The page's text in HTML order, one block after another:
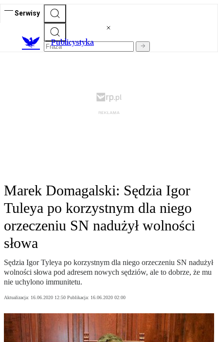
Serwisy
Publicystyka
Marek Domagalski: Sędzia Igor
Tuleya po korzystnym dla niego
orzeczeniu SN nadużył wolności
słowa
Sędzia Igor Tyleya po korzystnym dla niego orzeczeniu SN nadużył
wolności słowa pod adresem nowych sędziów, ale to dobrze, że mu
nie uchylono immunitetu.
Aktualizacja: 16.06.2020 12:50 Publikacja: 16.06.2020 02:00